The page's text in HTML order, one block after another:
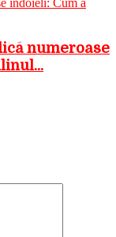
numeroase